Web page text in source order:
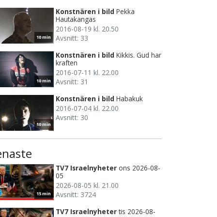
10 min
Konstnären i bild Pekka
Hautakangas
2016-08-19 kl. 20.50
Avsnitt: 33
10 min
Konstnären i bild Kikkis. Gud har
kraften
2016-07-11 kl. 22.00
Avsnitt: 31
10 min
Konstnären i bild Habakuk
2016-07-04 kl. 22.00
Avsnitt: 30
15 min
TV7 Israelnyheter ons 2026-08-
05
2026-08-05 kl. 21.00
Avsnitt: 3724
TV7 Israelnyheter tis 2026-08-